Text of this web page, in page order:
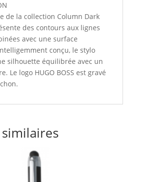
de la collection Column Dark
des contours aux lignes
avec une surface
conçu, le stylo
silhouette équilibrée avec un
Le logo HUGO BOSS est gravé